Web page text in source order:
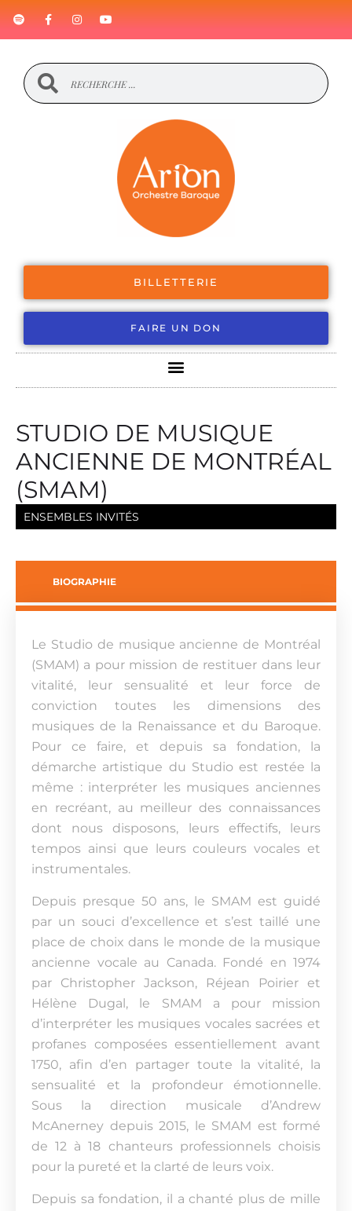
BILLETTERIE
FAIRE UN DON
STUDIO DE MUSIQUE
ANCIENNE DE MONTRÉAL
(SMAM)
ENSEMBLES INVITÉS
BIOGRAPHIE
Le Studio de musique ancienne de Montréal
(SMAM) a pour mission de restituer dans leur
vitalité, leur sensualité et leur force de
conviction toutes les dimensions des
musiques de la Renaissance et du Baroque.
Pour ce faire, et depuis sa fondation, la
démarche artistique du Studio est restée la
même : interpréter les musiques anciennes
en recréant, au meilleur des connaissances
dont nous disposons, leurs effectifs, leurs
tempos ainsi que leurs couleurs vocales et
instrumentales.
Depuis presque 50 ans, le SMAM est guidé
par un souci d’excellence et s’est taillé une
place de choix dans le monde de la musique
ancienne vocale au Canada. Fondé en 1974
par Christopher Jackson, Réjean Poirier et
Hélène Dugal, le SMAM a pour mission
d’interpréter les musiques vocales sacrées et
profanes composées essentiellement avant
1750, afin d’en partager toute la vitalité, la
sensualité et la profondeur émotionnelle.
Sous la direction musicale d’Andrew
McAnerney depuis 2015, le SMAM est formé
de 12 à 18 chanteurs professionnels choisis
pour la pureté et la clarté de leurs voix.
Depuis sa fondation, il a chanté plus de mille